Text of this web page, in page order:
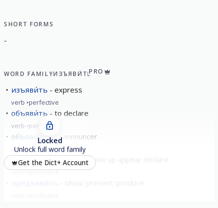
SHORT FORMS
-
WORD FAMILYИЗЪЯВИ́ТЬPRO
изъяви́ть express
verb perfective
объяви́ть to declare
verb perfective
объяви́тель announcer
noun masculine
объяви́ться turn up show up appear declare
verb perfective
предъяви́ть
Locked
Unlock full word family
Get the Dict+ Account